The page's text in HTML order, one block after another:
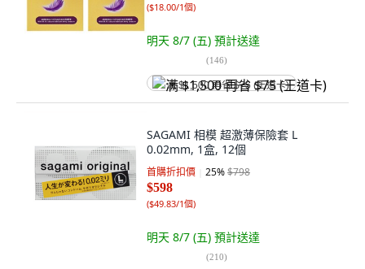
($18.00/1個)
明天 8/7 (五) 預計送達
(146)
满 $1,500 再省 $75 (王道卡)
SAGAMI 相模 超激薄保險套 L
0.02mm, 1盒, 12個
首購折扣價 25%$798
$598
($49.83/1個)
明天 8/7 (五) 預計送達
(210)